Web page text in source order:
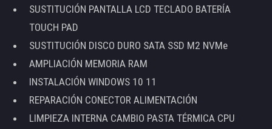
SUSTITUCIÓN PANTALLA LCD TECLADO BATERÍA
TOUCH PAD
SUSTITUCIÓN DISCO DURO SATA SSD M2 NVMe
AMPLIACIÓN MEMORIA RAM
INSTALACIÓN WINDOWS 10 11
REPARACIÓN CONECTOR ALIMENTACIÓN
LIMPIEZA INTERNA CAMBIO PASTA TÉRMICA CPU